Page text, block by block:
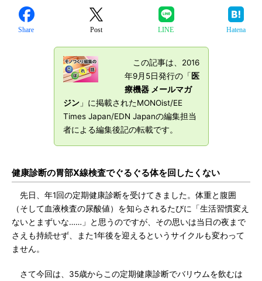
Share Post LINE Hatena
この記事は、2016
年9月5日発行の「 医
療機器 メールマガ
ジン」に掲載されたMONOist/EE
Times Japan/EDN Japanの編集担当
者による編集後記の転載です。
健康診断の胃部X線検査でぐるぐる体を回したくない
先日、年1回の定期健康診断を受けてきました。体重と腹囲
（そして血液検査の尿酸値）を知らされるたびに「生活習慣変え
ないとまずいな……」と思うのですが、その思いは当日の夜まで
さえも持続せず、また1年後を迎えるというサイクルも変わって
ません。
さて今回は、35歳からこの定期健康診断でバリウムを飲むは